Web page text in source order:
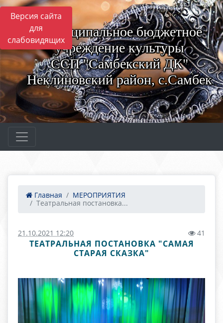
Версия сайта
для
слабовидящих
Муниципальное бюджетное
учреждение культуры
ССП "Самбекский ДК"
Неклиновский район, с.Самбек
Главная
МЕРОПРИЯТИЯ
Театральная постановка...
21.10.2021 12:20 41
ТЕАТРАЛЬНАЯ ПОСТАНОВКА "САМАЯ
СТАРАЯ СКАЗКА"